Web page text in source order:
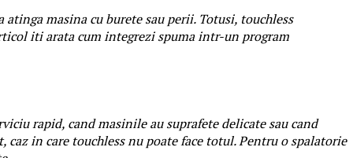
masina cu burete sau perii. Totusi, touchless
iti arata cum integrezi spuma intr-un program
rapid, cand masinile au suprafete delicate sau cand
in care touchless nu poate face totul. Pentru o spalatorie